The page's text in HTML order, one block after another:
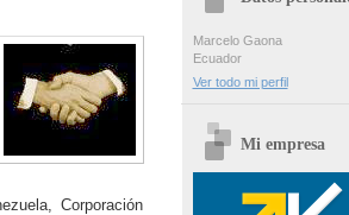
Corporación
Marcelo Gaona
Ecuador
Ver todo mi perfil
Mi empresa